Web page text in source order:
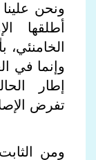
ونحن
أطلقها
وإنما في
إطار
تفرض
ومن